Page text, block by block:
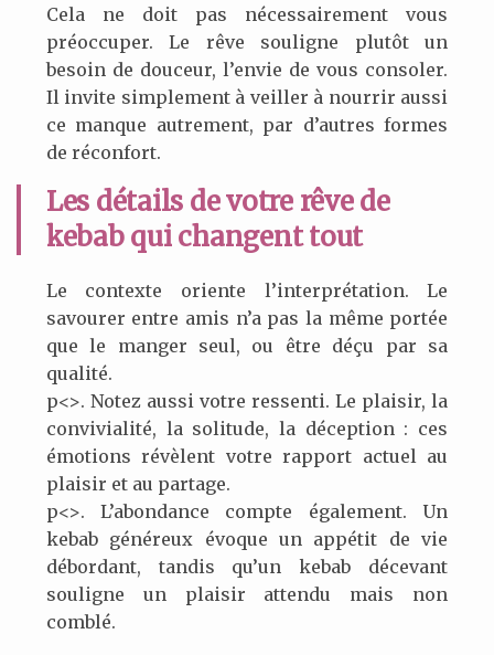
Cela ne doit pas nécessairement vous
préoccuper. Le rêve souligne plutôt un
besoin de douceur, l’envie de vous consoler.
Il invite simplement à veiller à nourrir aussi
ce manque autrement, par d’autres formes
de réconfort.
Les détails de votre rêve de
kebab qui changent tout
Le contexte oriente l’interprétation. Le
savourer entre amis n’a pas la même portée
que le manger seul, ou être déçu par sa
qualité.
p<>. Notez aussi votre ressenti. Le plaisir, la
convivialité, la solitude, la déception : ces
émotions révèlent votre rapport actuel au
plaisir et au partage.
p<>. L’abondance compte également. Un
kebab généreux évoque un appétit de vie
débordant, tandis qu’un kebab décevant
souligne un plaisir attendu mais non
comblé.